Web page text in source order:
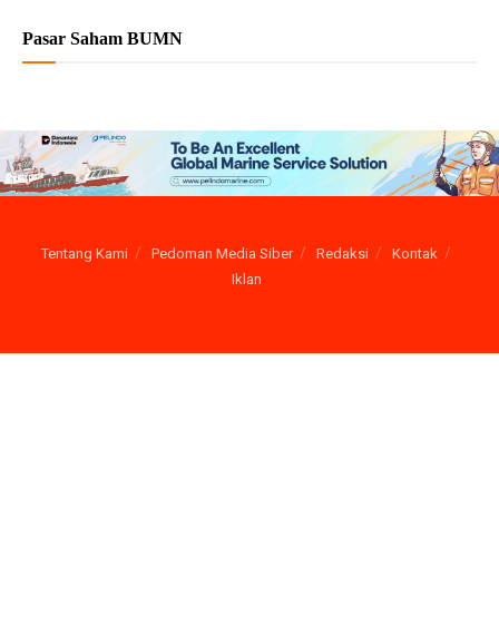
Pasar Saham BUMN
Tentang Kami Pedoman Media Siber Redaksi
Kontak
Iklan